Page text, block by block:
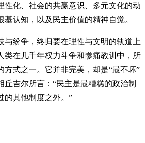
性化、社会的共赢意识、多元文化的动
基认知，以及民主价值的精神自觉。
与纷争，终归要在理性与文明的轨道上
类在几千年权力斗争和惨痛教训中，所
方式之一。它并非完美，却是“最不坏”
丘吉尔所言：“民主是最糟糕的政治制
的其他制度之外。”